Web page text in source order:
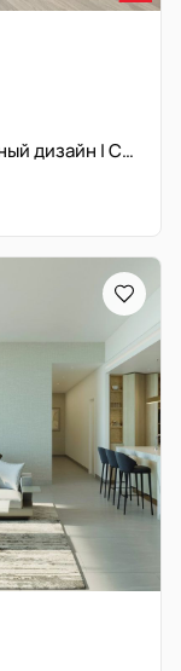
Просторная планировка | Современный дизайн | Стратегическое расположение